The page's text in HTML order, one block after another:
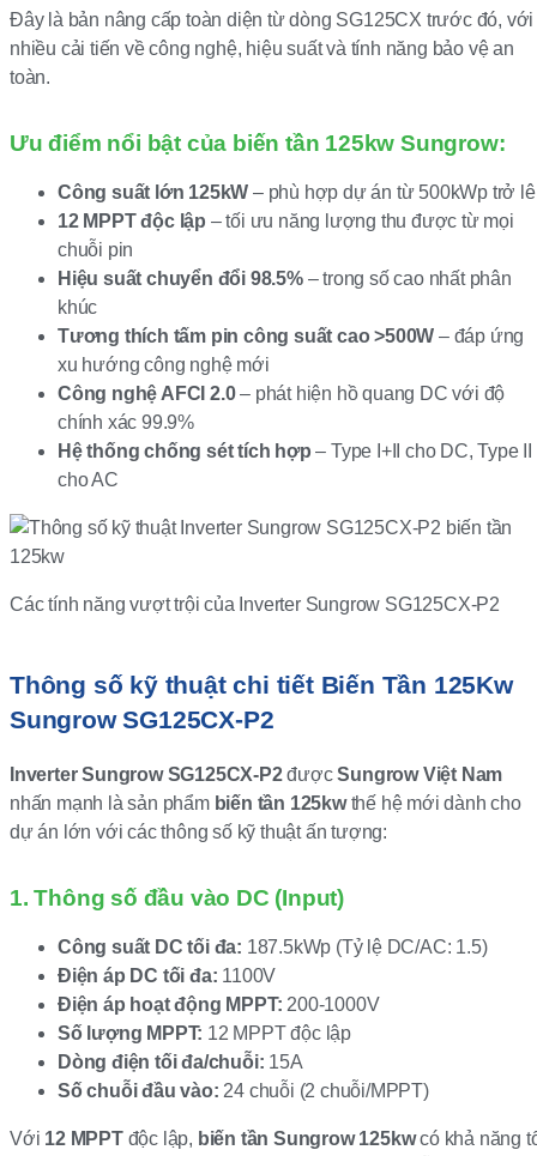
Đây là bản nâng cấp toàn diện từ dòng SG125CX trước đó, với
nhiều cải tiến về công nghệ, hiệu suất và tính năng bảo vệ an
toàn.
Ưu điểm nổi bật của biến tần 125kw Sungrow:
Công suất lớn 125kW – phù hợp dự án từ 500kWp trở
12 MPPT độc lập – tối ưu năng lượng thu được từ mọi
chuỗi pin
Hiệu suất chuyển đổi 98.5%– trong số cao nhất phân
khúc
Tương thích tấm pin công suất cao >500W – đáp ứng
xu hướng công nghệ mới
Công nghệ AFCI 2.0– phát hiện hồ quang DC với độ
chính xác 99.9%
Hệ thống chống sét tích hợp – Type I+II cho DC, Type II
cho AC
Các tính năng vượt trội của Inverter Sungrow SG125CX-P2
Thông số kỹ thuật chi tiết Biến Tần 125Kw
Sungrow SG125CX-P2
Inverter Sungrow SG125CX-P2đượcSungrow Việt Nam
nhấn mạnh là sản phẩm biến tần 125kwthế hệ mới dành cho
dự án lớn với các thông số kỹ thuật ấn tượng:
1. Thông số đầu vào DC (Input)
Công suất DC tối đa: 187.5kWp (Tỷ lệ DC/AC: 1.5)
Điện áp DC tối đa: 1100V
Điện áp hoạt động MPPT: 200-1000V
Số lượng MPPT: 12 MPPT độc lập
Dòng điện tối đa/chuỗi: 15A
Số chuỗi đầu vào: 24 chuỗi (2 chuỗi/MPPT)
Với 12 MPPTđộc lập, biến tần Sungrow 125kwcó khả năng